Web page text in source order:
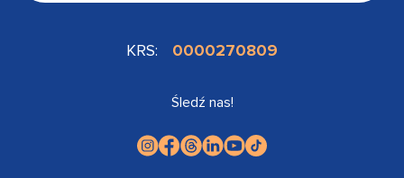
KRS: 0000270809
Śledź nas!